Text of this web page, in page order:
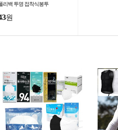
리백 투명 접착식봉투
원